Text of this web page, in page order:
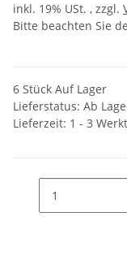
inkl. 19% USt. , zzgl.
Bitte beachten Sie
6 Stück Auf Lager
Lieferstatus: Ab
Lieferzeit: 1 - 3